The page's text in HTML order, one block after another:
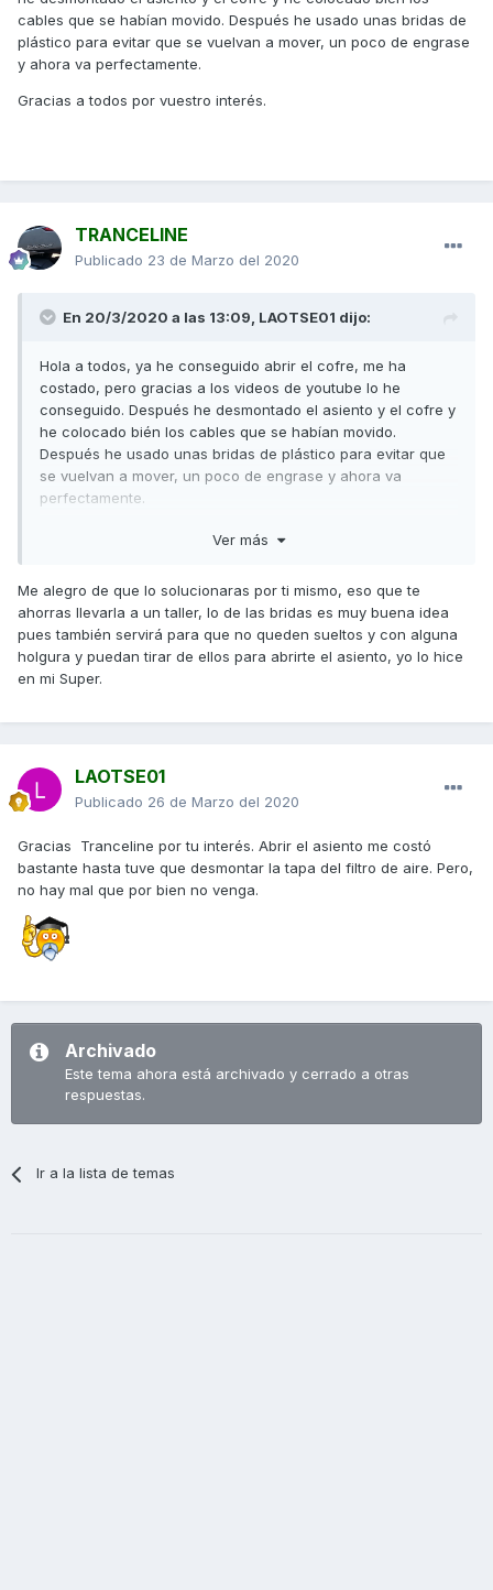
cables que se habían movido. Después he usado unas bridas de
plástico para evitar que se vuelvan a mover, un poco de engrase
y ahora va perfectamente.
Gracias a todos por vuestro interés.
TRANCELINE
Publicado 23 de Marzo del 2020
En 20/3/2020 a las 13:09, LAOTSE01 dijo:
Hola a todos, ya he conseguido abrir el cofre, me ha
costado, pero gracias a los videos de youtube lo he
conseguido. Después he desmontado el asiento y el cofre y
he colocado bién los cables que se habían movido.
Después he usado unas bridas de plástico para evitar que
se vuelvan a mover, un poco de engrase y ahora va
perfectamente.
Gracias a todos por vuestro interés.
Ver más
Me alegro de que lo solucionaras por ti mismo, eso que te
ahorras llevarla a un taller, lo de las bridas es muy buena idea
pues también servirá para que no queden sueltos y con alguna
holgura y puedan tirar de ellos para abrirte el asiento, yo lo hice
en mi Super.
LAOTSE01
Publicado 26 de Marzo del 2020
Gracias Tranceline por tu interés. Abrir el asiento me costó
bastante hasta tuve que desmontar la tapa del filtro de aire. Pero,
no hay mal que por bien no venga.
Archivado
Este tema ahora está archivado y cerrado a otras
respuestas.
Ir a la lista de temas